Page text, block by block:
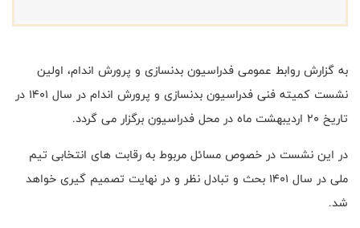
به گزارش روابط عمومی فدراسیون بدنسازی و پرورش اندام، اولین
نشست کمیته فنی فدراسیون بدنسازی و پرورش اندام در سال 1401 در
تاریخ 20 اردیبهشت ماه در محل فدراسیون برگزار می گردد.
در این نشست در خصوص مسائل مربوط به رقابت های انتخابی تیم
ملی در سال 1401 بحث و تبادل نظر و در نهایت تصمیم گیری خواهد
شد.